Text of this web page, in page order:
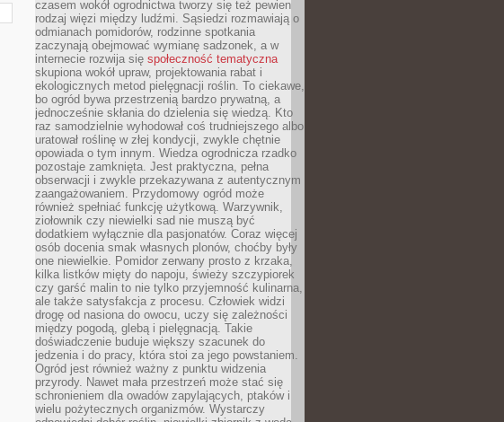
czasem wokół ogrodnictwa tworzy się też pewien
rodzaj więzi między ludźmi. Sąsiedzi rozmawiają o
odmianach pomidorów, rodzinne spotkania
zaczynają obejmować wymianę sadzonek, a w
internecie rozwija się społeczność tematyczna
skupiona wokół upraw, projektowania rabat i
ekologicznych metod pielęgnacji roślin. To ciekawe,
bo ogród bywa przestrzenią bardzo prywatną, a
jednocześnie skłania do dzielenia się wiedzą. Kto
raz samodzielnie wyhodował coś trudniejszego albo
uratował roślinę w złej kondycji, zwykle chętnie
opowiada o tym innym. Wiedza ogrodnicza rzadko
pozostaje zamknięta. Jest praktyczna, pełna
obserwacji i zwykle przekazywana z autentycznym
zaangażowaniem. Przydomowy ogród może
również spełniać funkcję użytkową. Warzywnik,
ziołownik czy niewielki sad nie muszą być
dodatkiem wyłącznie dla pasjonatów. Coraz więcej
osób docenia smak własnych plonów, choćby były
one niewielkie. Pomidor zerwany prosto z krzaka,
kilka listków mięty do napoju, świeży szczypiorek
czy garść malin to nie tylko przyjemność kulinarna,
ale także satysfakcja z procesu. Człowiek widzi
drogę od nasiona do owocu, uczy się zależności
między pogodą, glebą i pielęgnacją. Takie
doświadczenie buduje większy szacunek do
jedzenia i do pracy, która stoi za jego powstaniem.
Ogród jest również ważny z punktu widzenia
przyrody. Nawet mała przestrzeń może stać się
schronieniem dla owadów zapylających, ptaków i
wielu pożytecznych organizmów. Wystarczy